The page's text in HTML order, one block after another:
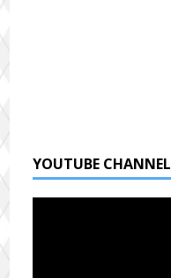
YOUTUBE CHANNEL